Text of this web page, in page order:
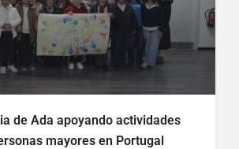
de Ada apoyando actividades
mayores en Portugal